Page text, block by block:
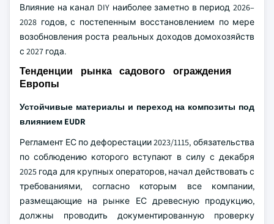
Влияние на канал DIY наиболее заметно в период 2026–
2028 годов, с постепенным восстановлением по мере
возобновления роста реальных доходов домохозяйств
с 2027 года.
Тенденции рынка садового ограждения
Европы
Устойчивые материалы и переход на композиты под
влиянием EUDR
Регламент ЕС по дефорестации 2023/1115, обязательства
по соблюдению которого вступают в силу с декабря
2025 года для крупных операторов, начал действовать с
требованиями, согласно которым все компании,
размещающие на рынке ЕС древесную продукцию,
должны проводить документированную проверку